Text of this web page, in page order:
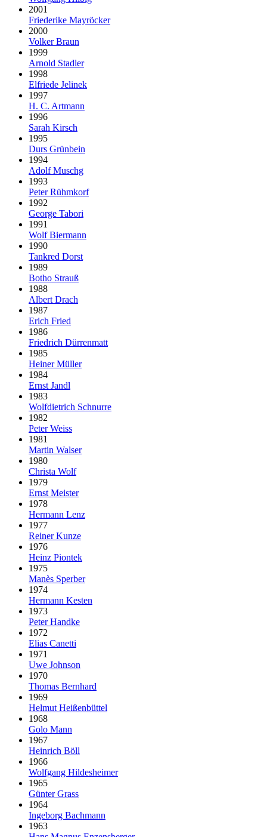
2001
Friederike Mayröcker
2000
Volker Braun
1999
Arnold Stadler
1998
Elfriede Jelinek
1997
H. C. Artmann
1996
Sarah Kirsch
1995
Durs Grünbein
1994
Adolf Muschg
1993
Peter Rühmkorf
1992
George Tabori
1991
Wolf Biermann
1990
Tankred Dorst
1989
Botho Strauß
1988
Albert Drach
1987
Erich Fried
1986
Friedrich Dürrenmatt
1985
Heiner Müller
1984
Ernst Jandl
1983
Wolfdietrich Schnurre
1982
Peter Weiss
1981
Martin Walser
1980
Christa Wolf
1979
Ernst Meister
1978
Hermann Lenz
1977
Reiner Kunze
1976
Heinz Piontek
1975
Manès Sperber
1974
Hermann Kesten
1973
Peter Handke
1972
Elias Canetti
1971
Uwe Johnson
1970
Thomas Bernhard
1969
Helmut Heißenbüttel
1968
Golo Mann
1967
Heinrich Böll
1966
Wolfgang Hildesheimer
1965
Günter Grass
1964
Ingeborg Bachmann
1963